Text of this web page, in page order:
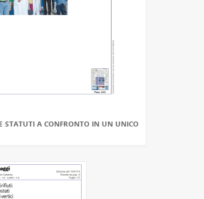
STATUTI A CONFRONTO IN UN UNICO